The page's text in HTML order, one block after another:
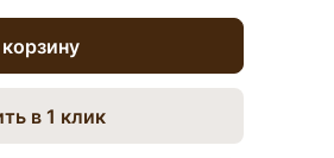
в 1 клик